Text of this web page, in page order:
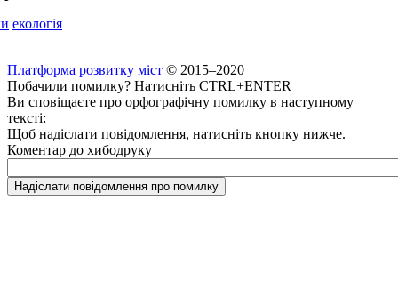
екологія
Платформа розвитку міст © 2015–2020
Побачили помилку? Натисніть CTRL+ENTER
Ви сповіщаєте про орфографічну помилку в наступному
тексті:
Щоб надіслати повідомлення, натисніть кнопку нижче.
Коментар до хибодруку